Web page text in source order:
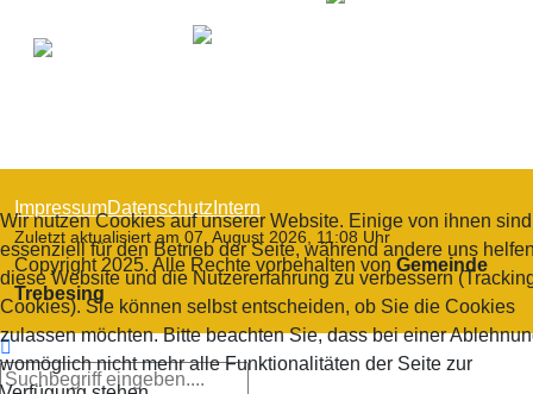
ImpressumDatenschutz Intern
Zuletzt aktualisiert am 07. August 2026, 11:08 Uhr
Copyright 2025. Alle Rechte vorbehalten von Gemeinde
Trebesing
Wir nutzen Cookies auf unserer Website. Einige von ihnen sind
essenziell für den Betrieb der Seite, während andere uns
diese Website und die Nutzererfahrung zu verbessern
Cookies). Sie können selbst entscheiden, ob Sie die Cookies
zulassen möchten. Bitte beachten Sie, dass bei einer
womöglich nicht mehr alle Funktionalitäten der Seite zur